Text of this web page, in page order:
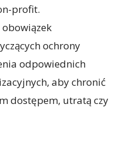
profit.
ochrony
odpowiednich
aby chronić
dostępem, utratą czy